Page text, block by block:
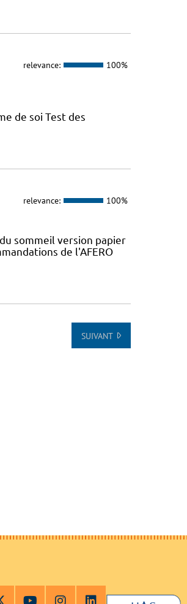
relevance: 100%
de soi Test des
relevance: 100%
sommeil version papier
de l'AFERO
SUIVANT